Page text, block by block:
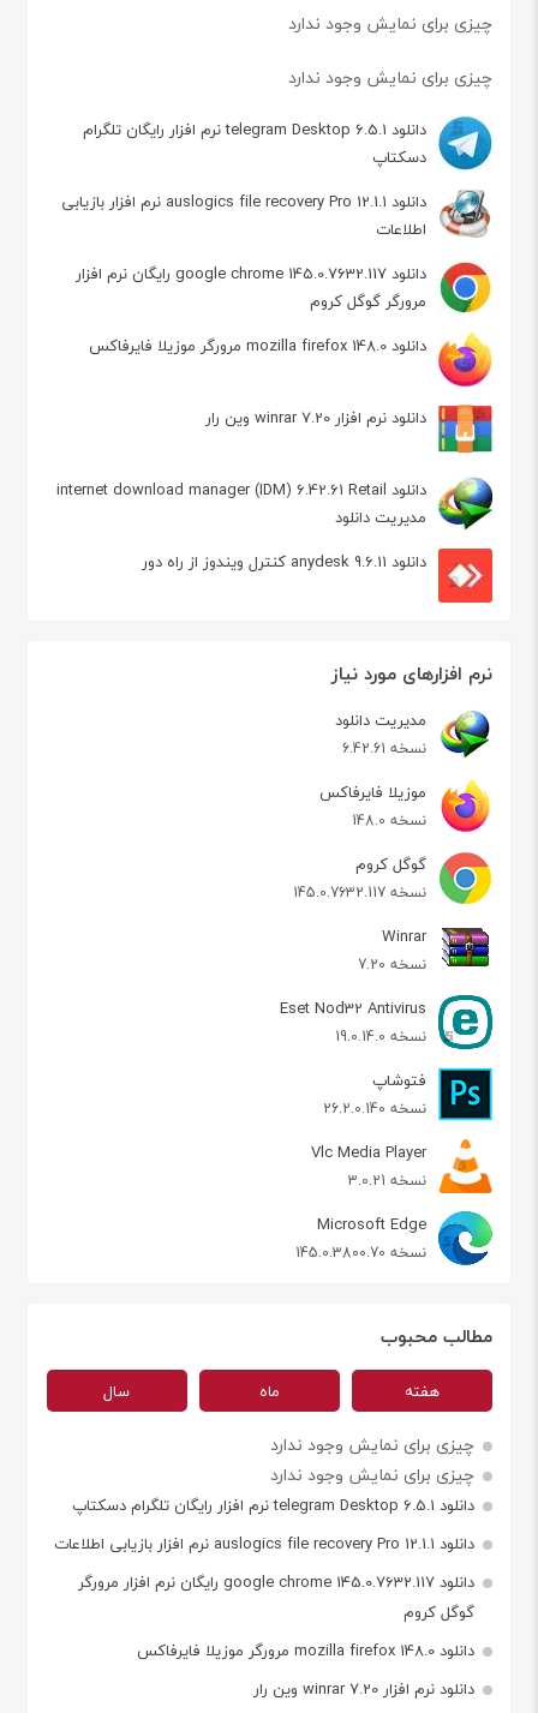
چیزی برای نمایش وجود ندارد
چیزی برای نمایش وجود ندارد
دانلود telegram Desktop 6.5.1 نرم افزار رایگان تلگرام
دسکتاپ
دانلود auslogics file recovery Pro 12.1.1 نرم افزار بازیابی
اطلاعات
دانلود google chrome 145.0.7632.117 رایگان نرم افزار
مرورگر گوگل کروم
دانلود mozilla firefox 148.0 مرورگر موزیلا فایرفاکس
دانلود نرم افزار winrar 7.20 وین رار
دانلود internet download manager (IDM) 6.42.61 Retail
مدیریت دانلود
دانلود anydesk 9.6.11 کنترل ویندوز از راه دور
نرم افزارهای مورد نیاز
مدیریت دانلود
نسخه 6.42.61
موزیلا فایرفاکس
نسخه 148.0
گوگل کروم
نسخه 145.0.7632.117
Winrar
نسخه 7.20
Eset Nod32 Antivirus
نسخه 19.0.14.0
فتوشاپ
نسخه 26.2.0.140
Vlc Media Player
نسخه 3.0.21
Microsoft Edge
نسخه 145.0.3800.70
مطالب محبوب
هفته ماه سال
چیزی برای نمایش وجود ندارد
چیزی برای نمایش وجود ندارد
دانلود telegram Desktop 6.5.1 نرم افزار رایگان تلگرام دسکتاپ
دانلود auslogics file recovery Pro 12.1.1 نرم افزار بازیابی اطلاعات
دانلود google chrome 145.0.7632.117 رایگان نرم افزار مرورگر
گوگل کروم
دانلود mozilla firefox 148.0 مرورگر موزیلا فایرفاکس
دانلود نرم افزار winrar 7.20 وین رار